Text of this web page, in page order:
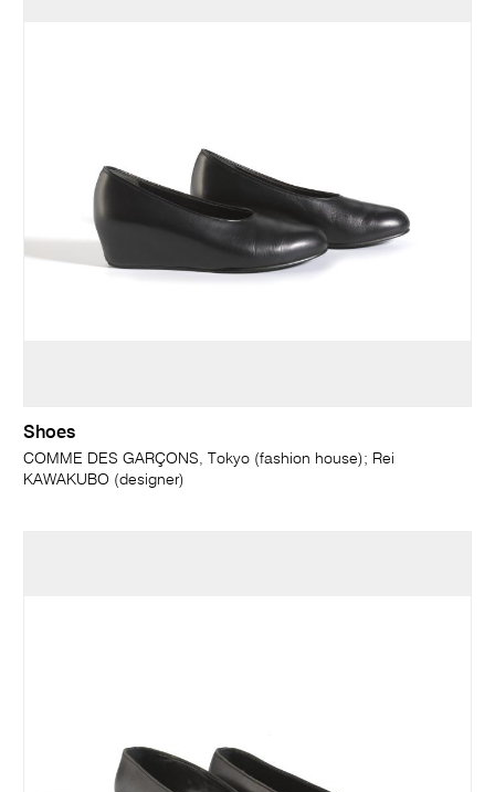
Shoes
COMME DES GARÇONS, Tokyo (fashion house); Rei
KAWAKUBO (designer)